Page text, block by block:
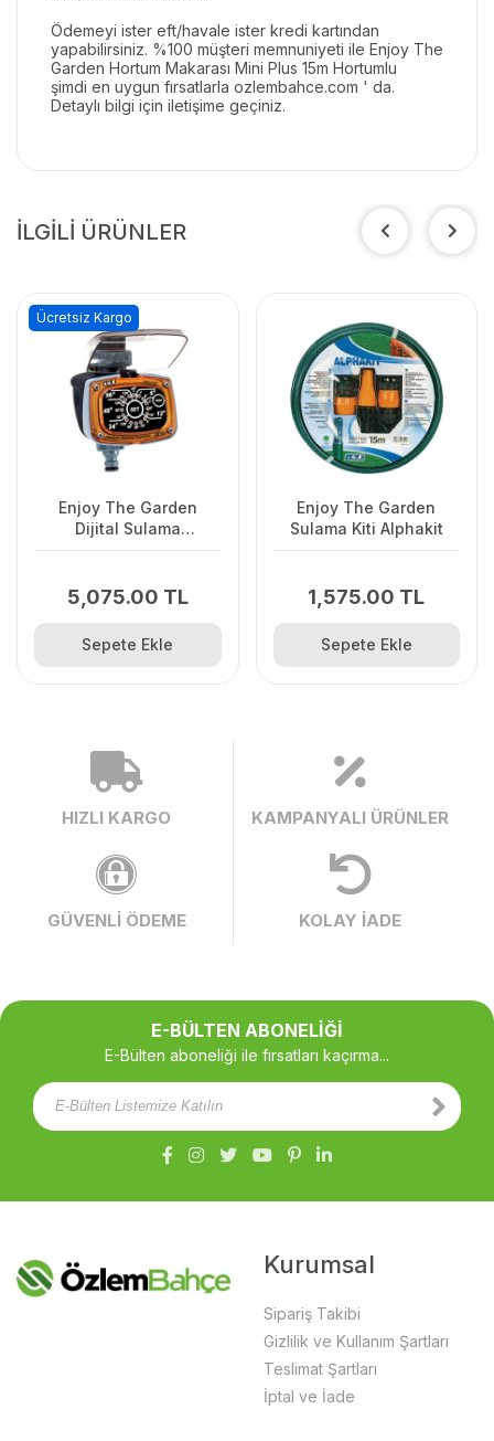
Ödemeyi ister eft/havale ister kredi kartından
yapabilirsiniz. %100 müşteri memnuniyeti ile Enjoy The
Garden Hortum Makarası Mini Plus 15m Hortumlu
şimdi en uygun fırsatlarla ozlembahce.com ' da.
Detaylı bilgi için iletişime geçiniz.
İLGİLİ ÜRÜNLER
Enjoy The Garden
Dijital Sulama
5,075.00 TL
Ücretsiz Kargo
Sepete Ekle
Enjoy The Garden
Sulama Kiti Alphakit
1,575.00 TL
Sepete Ekle
HIZLI KARGO KAMPANYALI ÜRÜNLER
GÜVENLİ ÖDEME KOLAY İADE
E-BÜLTEN ABONELİĞİ
E-Bülten aboneliği ile fırsatları kaçırma...
Kurumsal
Sipariş Takibi
Gizlilik ve Kullanım Şartları
Teslimat Şartları
İptal ve İade